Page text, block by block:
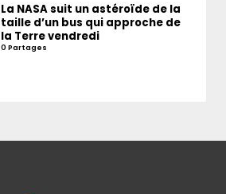
La NASA suit un astéroïde de la
taille d’un bus qui approche de
la Terre vendredi
0 Partages